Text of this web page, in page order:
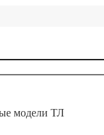
модели ТЛ